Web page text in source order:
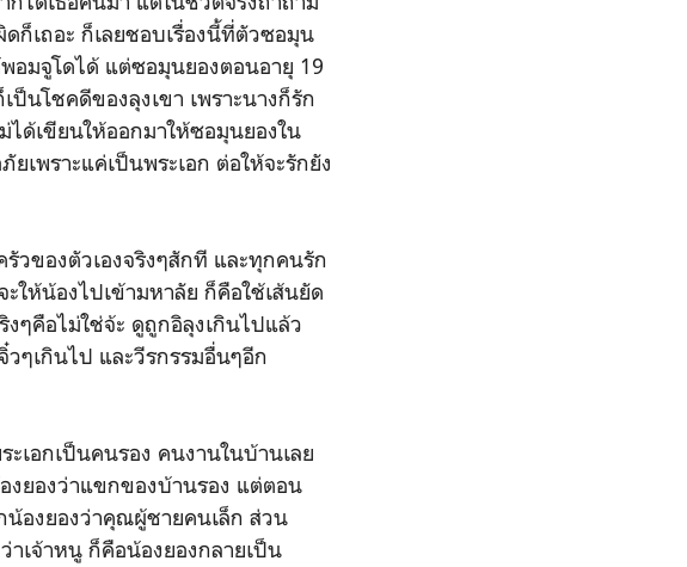
ก็เถอะ ก็เลยชอบเรื่องนี้ที่ตัวซอมุน
อมจูโดได้ แต่ซอมุนยองตอนอายุ 19
ป็นโชคดีของลุงเขา เพราะนางก็รัก
ได้เขียนให้ออกมาให้ซอมุนยองใน
เพราะแค่เป็นพระเอก ต่อให้จะรักยัง
วของตัวเองจริงๆสักที และทุกคนรัก
ให้น้องไปเข้ามหาลัย ก็คือใช้เส้นยัด
ๆคือไม่ใช่จ้ะ ดูถูกอิลุงเกินไปแล้ว
ๆเกินไป และวีรกรรมอื่นๆอีก
เอกเป็นคนรอง คนงานในบ้านเลย
งยองว่าแขกของบ้านรอง แต่ตอน
น้องยองว่าคุณผู้ชายคนเล็ก ส่วน
เจ้าหนู ก็คือน้องยองกลายเป็น